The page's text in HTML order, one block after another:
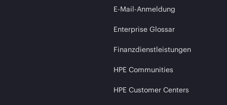
E-Mail-Anmeldung
Enterprise Glossar
Finanzdienstleistungen
HPE Communities
HPE Customer Centers